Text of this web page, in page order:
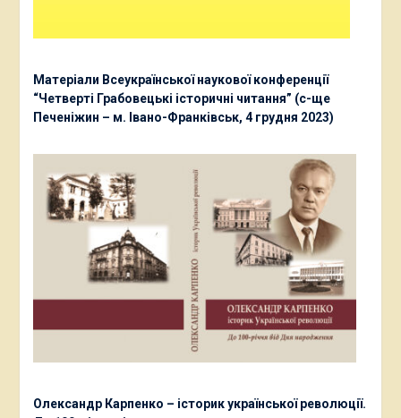
Матеріали Всеукраїнської наукової конференції
“Четверті Грабовецькі історичні читання” (с-ще
Печеніжин – м. Івано-Франківськ, 4 грудня 2023)
Олександр Карпенко – історик української революції.